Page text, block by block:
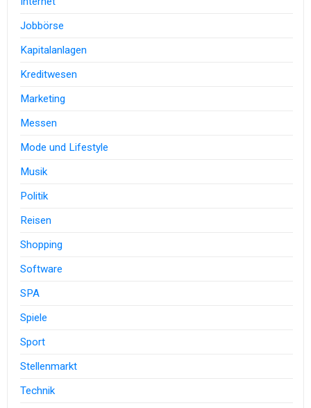
Jobbörse
Kapitalanlagen
Kreditwesen
Marketing
Messen
Mode und Lifestyle
Musik
Politik
Reisen
Shopping
Software
SPA
Spiele
Sport
Stellenmarkt
Technik